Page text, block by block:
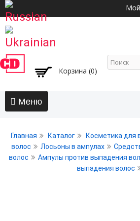
основному
Корзина (0)
АКЦИИ
Волосы
Главная Каталог Косметика для
волос
Лосьоны в ампулах
волос
Ампулы против выпадения
выпадения волос